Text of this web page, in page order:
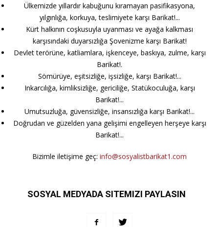
Ülkemizde yıllardır kabuğunu kıramayan pasifikasyona,
yılgınlığa, korkuya, teslimiyete karşı Barikat!...
Kürt halkının coşkusuyla uyanması ve ayağa kalkması
karşısındaki duyarsızlığa Şovenizme karşı Barikat!
Devlet terörüne, katliamlara, işkenceye, baskıya, zulme, karşı
Barikat!.
Sömürüye, eşitsizliğe, işsizliğe, karşı Barikat!...
Inkarcılığa, kimliksizliğe, gericiliğe, Statükoculuğa, karşı
Barikat!...
Umutsuzluğa, güvensizliğe, insansızlığa karşı Barikat!...
Doğrudan ve güzelden yana gelişimi engelleyen herşeye karşı
Barikat!...
Bizimle iletişime geç: info@sosyalistbarikat1.com
SOSYAL MEDYADA SITEMIZI PAYLASIN